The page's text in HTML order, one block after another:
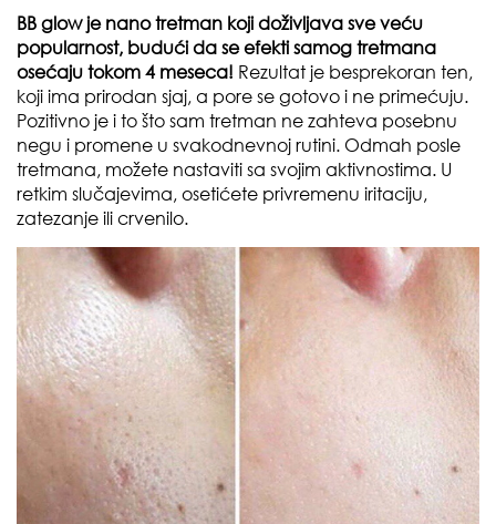
BB glow je nano tretman koji doživljava sve veću
popularnost, budući da se efekti samog tretmana
osećaju tokom 4 meseca! Rezultat je besprekoran ten,
koji ima prirodan sjaj, a pore se gotovo i ne primećuju.
Pozitivno je i to što sam tretman ne zahteva posebnu
negu i promene u svakodnevnoj rutini. Odmah posle
tretmana, možete nastaviti sa svojim aktivnostima. U
retkim slučajevima, osetićete privremenu iritaciju,
zatezanje ili crvenilo.